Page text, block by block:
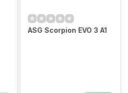
ASG Scorpion EVO 3 A1